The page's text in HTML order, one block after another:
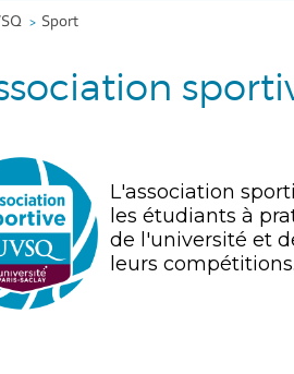
Sport
L'association
les étudiants à
de l'université et
leurs compétitions.